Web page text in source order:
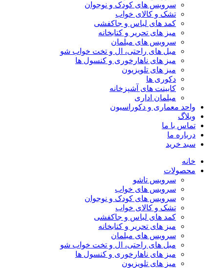
سرویس های کودک و نوجوان
تشک و کالای خواب
کمد های لباس و جاکفشی
میز های تحریر و کتابخانه
سرویس های مبلمان
مبل های راحتی، ال و تخت خواب شو
میز های ناهارخوری و کنسول ها
میز های تلویزیون
دکوری ها
کابینت های آشپزخانه
مبلمان اداری
واحد معماری و دکوراسیون
وبلاگ
تماس با ما
درباره ما
سبد خرید
خانه
محصولات
سرویس تاشو
سرویس های خواب
سرویس های کودک و نوجوان
تشک و کالای خواب
کمد های لباس و جاکفشی
میز های تحریر و کتابخانه
سرویس های مبلمان
مبل های راحتی، ال و تخت خواب شو
میز های ناهارخوری و کنسول ها
میز های تلویزیون